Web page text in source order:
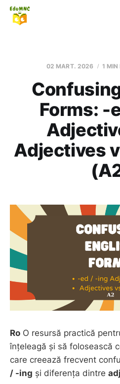
02 MART. 2026 1 MIN
Forms: -
Adjectives
Ro O resursă practică
înțeleagă și să folosească
care creează frecvent
/ -ing și diferența dintre